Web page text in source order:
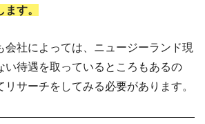
す。
会社によっては、ニュージーランド現
い待遇を取っているところもあるの
サーチをしてみる必要があります。